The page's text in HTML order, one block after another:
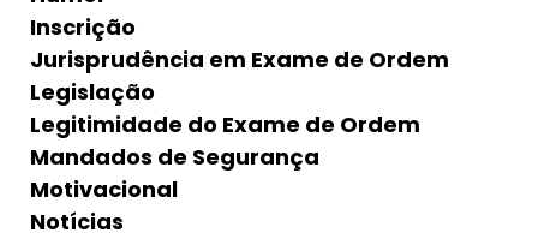
Inscrição
Jurisprudência em Exame de Ordem
Legislação
Legitimidade do Exame de Ordem
Mandados de Segurança
Motivacional
Notícias